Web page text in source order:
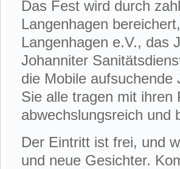
Das Fest wird durch
Langenhagen
Langenhagen e.V., das
Johanniter
die Mobile aufsuchende
Sie alle tragen mit ihren
abwechslungsreich und
Der Eintritt ist frei, und
und neue Gesichter.